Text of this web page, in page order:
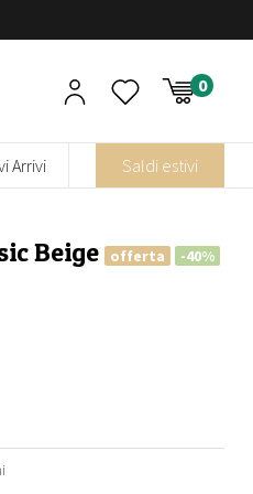
Arrivi Saldi estivi
Beige offerta -40%